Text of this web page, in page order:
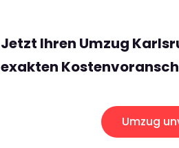
Jetzt Ihren Umzug
exakten
Umzug